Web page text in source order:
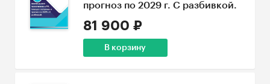
прогноз по 2029 г. С разбивкой.
81 900 ₽
В корзину